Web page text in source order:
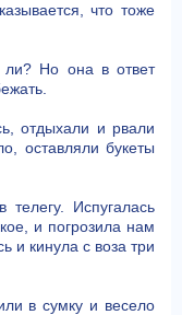
что тоже
Но она в ответ
отдыхали и рвали
оставляли букеты
Испугалась
и погрозила нам
и кинула с воза три
в сумку и весело